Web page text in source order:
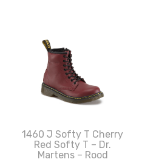
1460 J Softy T Cherry
Red Softy T – Dr.
Martens – Rood